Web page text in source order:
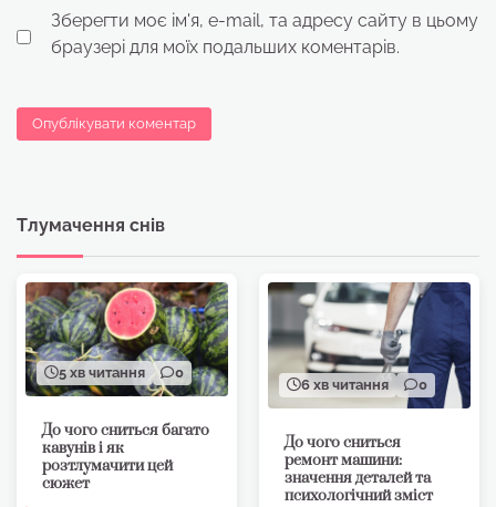
Зберегти моє ім'я, e-mail, та адресу сайту в цьому
браузері для моїх подальших коментарів.
Тлумачення снів
5 хв читання 0
До чого сниться багато
кавунів і як
розтлумачити цей
сюжет
6 хв читання 0
До чого сниться
ремонт машини:
значення деталей та
психологічний зміст